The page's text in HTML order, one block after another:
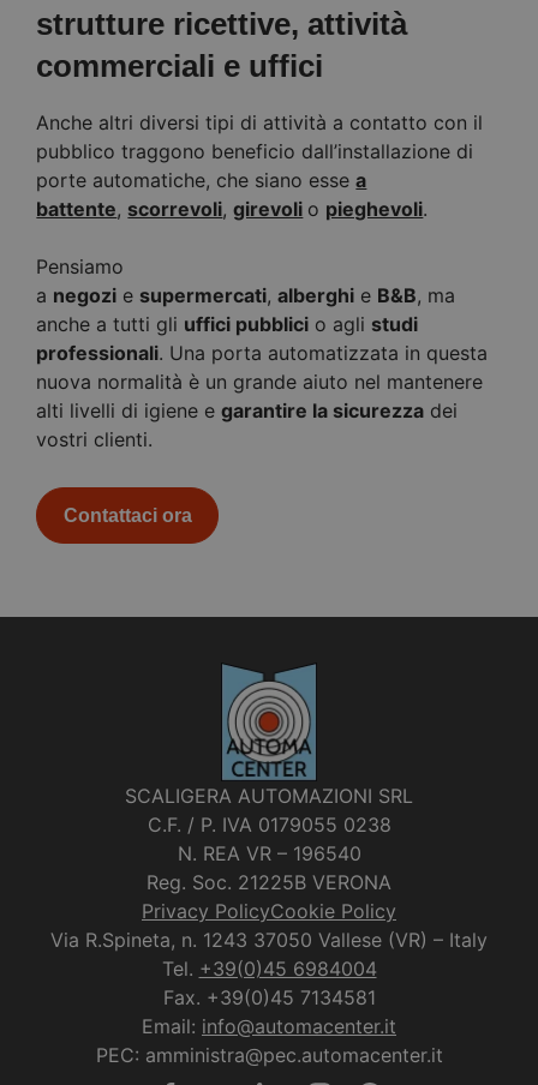
strutture ricettive, attività
commerciali e uffici
Anche altri diversi tipi di attività a contatto con il
pubblico traggono beneficio dall’installazione di
porte automatiche, che siano essea
battente, scorrevoli,girevoli o pieghevoli.
Pensiamo
a negozi e supermercati,alberghi e B&B, ma
anche a tutti gli uffici pubblici o agli studi
professionali. Una porta automatizzata in questa
nuova normalità è un grande aiuto nel mantenere
alti livelli di igiene egarantire la sicurezza dei
vostri clienti.
Contattaci ora
SCALIGERA AUTOMAZIONI SRL
C.F. / P. IVA 0179055 0238
N. REA VR – 196540
Reg. Soc. 21225B VERONA
Privacy PolicyCookie Policy
Via R.Spineta, n. 1243 37050 Vallese (VR) – Italy
Tel. +39(0)45 6984004
Fax. +39(0)45 7134581
Email: info@automacenter.it
PEC: amministra@pec.automacenter.it